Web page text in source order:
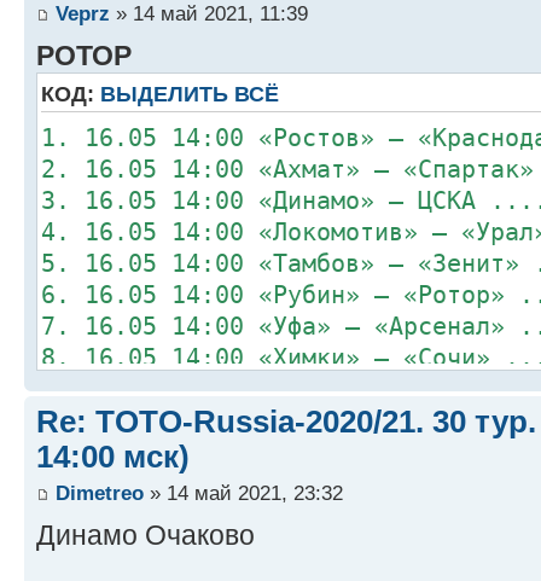
Veprz » 14 май 2021, 11:39
РОТОР
КОД: ВЫДЕЛИТЬ ВСЁ
1. 16.05 14:00 «Ростов» –
2. 16.05 14:00 «Ахмат» –
3. 16.05 14:00 «Динамо» –
4. 16.05 14:00 «Локомотив» –
5. 16.05 14:00 «Тамбов» –
6. 16.05 14:00 «Рубин» –
7. 16.05 14:00 «Уфа» –
8. 16.05 14:00 «Химки» –
Re: TOTO-Russia-2020/21. 30
14:00 мск)
Dimetreo » 14 май 2021, 23:32
Динамо Очаково